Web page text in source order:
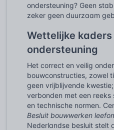
ondersteuning? Geen
zeker geen duurzaam
Wettelijke
ondersteuning
Het correct en veilig
bouwconstructies, zowel
geen vrijblijvende
verbonden met een reeks
en technische normen.
Besluit bouwwerken
Nederlandse besluit stelt